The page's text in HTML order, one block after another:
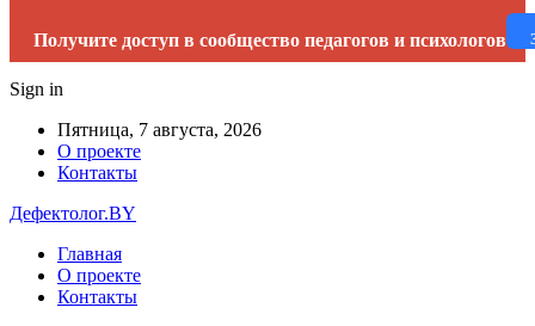
Получите доступ в сообщество педагогов и психологов
Sign in
Пятница, 7 августа, 2026
О проекте
Контакты
Дефектолог.BY
Главная
О проекте
Контакты